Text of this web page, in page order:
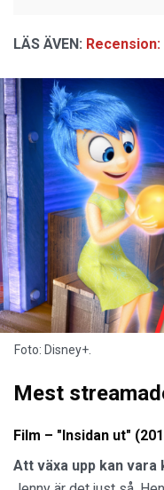
LÄS ÄVEN:
Foto: Disney+.
Mest
Film – "Insidan ut"
Att växa upp kan vara